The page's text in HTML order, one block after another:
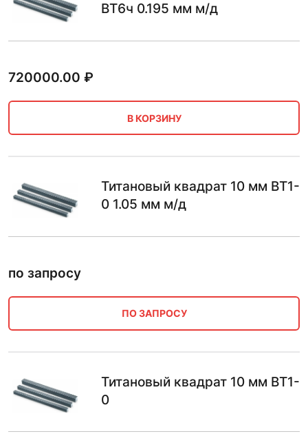
ВТ6ч 0.195 мм м/д
720000.00 ₽
В КОРЗИНУ
Титановый квадрат 10 мм ВТ1-
0 1.05 мм м/д
по запросу
ПО ЗАПРОСУ
Титановый квадрат 10 мм ВТ1-
0